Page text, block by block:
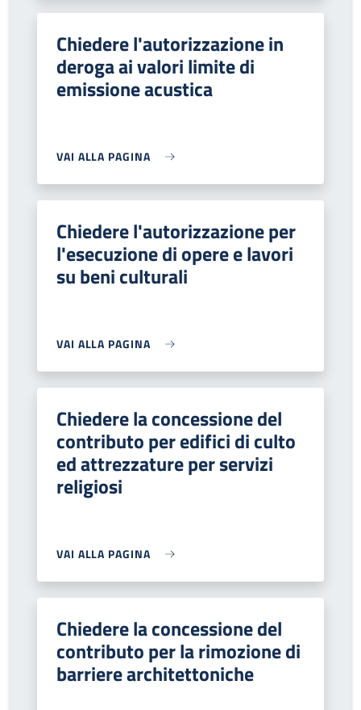
Chiedere l'autorizzazione in
deroga ai valori limite di
emissione acustica
VAI ALLA PAGINA
Chiedere l'autorizzazione per
l'esecuzione di opere e lavori
su beni culturali
VAI ALLA PAGINA
Chiedere la concessione del
contributo per edifici di culto
ed attrezzature per servizi
religiosi
VAI ALLA PAGINA
Chiedere la concessione del
contributo per la rimozione di
barriere architettoniche